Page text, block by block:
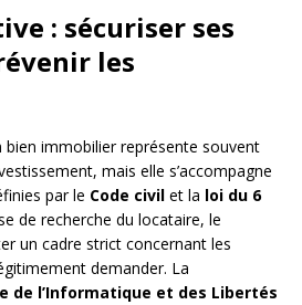
: sécuriser ses
les
bien immobilier représente souvent
mais elle s’accompagne
par le Code civil et la loi du 6
de recherche du locataire, le
un cadre strict concernant les
demander. La
de l’Informatique et des Libertés